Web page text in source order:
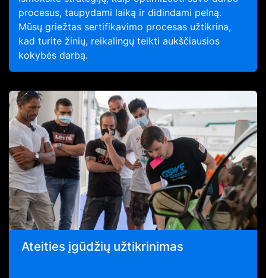
procesus, taupydami laiką ir didindami pelną.
Mūsų griežtas sertifikavimo procesas užtikrina,
kad turite žinių, reikalingų teikti aukščiausios
kokybės darbą.
Ateities įgūdžių užtikrinimas